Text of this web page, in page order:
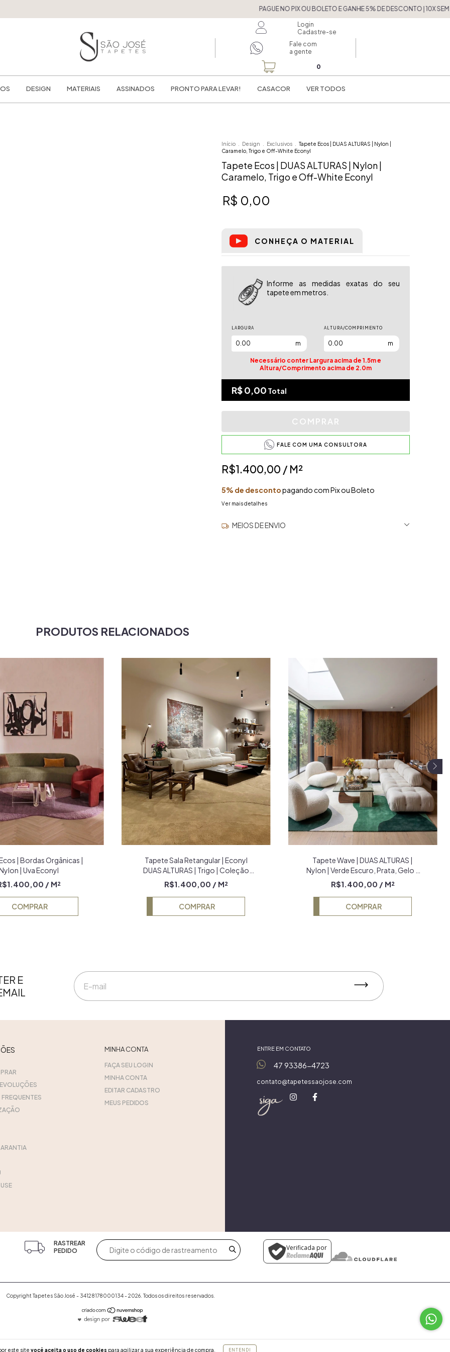
PAGUE NO PIX OU BOLETO E GANHE 5% DE DESCONTO | 10X SEM JUROS
Login
Cadastre-se
Fale com
a gente
0
DESIGN MATERIAIS ASSINADOS PRONTO PARA LEVAR! CASACOR VER TODOS
este site você aceita o uso de cookies para agilizar a sua experiência de compra. ENTENDI
Início Design Exclusivos
Tapete Ecos | DUAS ALTURAS | Nylon |
Caramelo, Trigo e Off-White Econyl
Tapete Ecos | DUAS ALTURAS | Nylon |
Caramelo, Trigo e Off-White Econyl
R$ 0,00
CONHEÇA O MATERIAL
Informe as medidas exatas do seu
tapete em metros.
LARGURA
m
ALTURA/COMPRIMENTO
m
Necessário conter Largura acima de 1.5m e
Altura/Comprimento acima de 2.0m
R$ 0,00 Total
FALE COM UMA CONSULTORA
R$1.400,00 / M²
5% de descontopagando com Pix ou Boleto
Ver mais detalhes
MEIOS DE ENVIO
PRODUTOS RELACIONADOS
| Bordas Orgânicas |
| Uva Econyl
/ M²
COMPRAR
Tapete Sala Retangular | Econyl
DUAS ALTURAS | Trigo | Coleção
Wave
R$1.400,00 / M²
COMPRAR
Tapete Wave | DUAS ALTURAS |
Nylon | Verde Escuro, Prata, Gelo e
Verde Bandeira Econyl
R$1.400,00 / M²
COMPRAR
E
MINHA CONTA
FAÇA SEU LOGIN
MINHA CONTA
EDITAR CADASTRO
MEUS PEDIDOS
ENTRE EM CONTATO
47 93386-4723
contato@tapetessaojose.com
RASTREAR
PEDIDO
Verificada por
Copyright Tapetes São José - 34128178000134 - 2026. Todos os direitos reservados.